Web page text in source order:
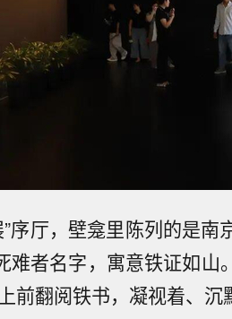
序厅，壁龛里陈列的是
难者名字，寓意铁证如山
前翻阅铁书，凝视着、沉